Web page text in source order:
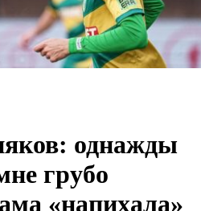
однажды
грубо
«напихала»